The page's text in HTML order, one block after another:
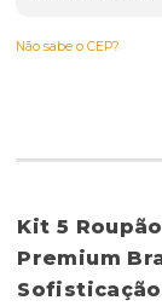
Não sabe o CEP?
Kit 5
Premium